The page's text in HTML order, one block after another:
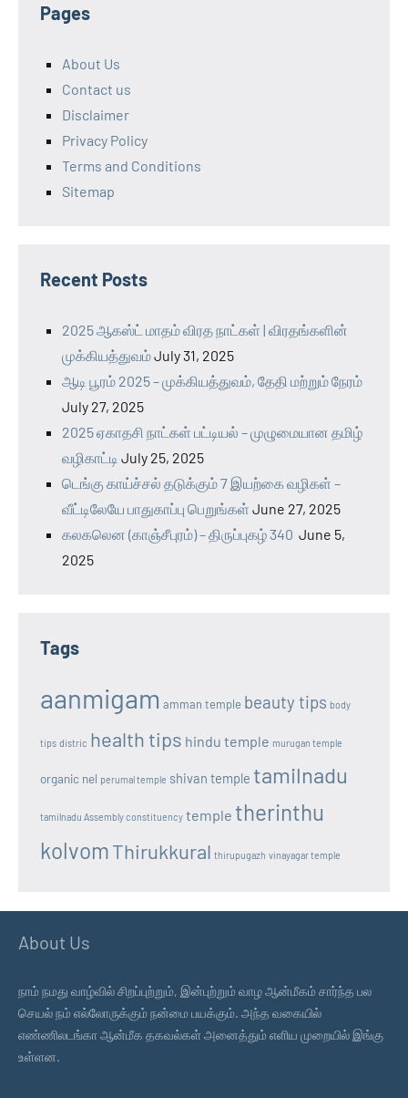
Pages
About Us
Contact us
Disclaimer
Privacy Policy
Terms and Conditions
Sitemap
Recent Posts
2025 ஆகஸ்ட் மாதம் விரத நாட்கள் | விரதங்களின்
முக்கியத்துவம்July 31, 2025
ஆடி பூரம் 2025 – முக்கியத்துவம், தேதி மற்றும் நேரம்
July 27, 2025
2025 ஏகாதசி நாட்கள் பட்டியல் – முழுமையான தமிழ்
வழிகாட்டி July 25, 2025
டெங்கு காய்ச்சல் தடுக்கும் 7 இயற்கை வழிகள் –
வீட்டிலேயே பாதுகாப்பு பெறுங்கள் June 27, 2025
கலகலென (காஞ்சீபுரம்) – திருப்புகழ் 340 June 5,
2025
Tags
aanmigam amman temple beauty tips body
tips distric health tips hindu temple murugan temple
organic nel perumal temple shivan temple tamilnadu
tamilnadu Assembly constituency temple therinthu
kolvomThirukkural thirupugazh vinayagar temple
About Us
நாம் நமது வாழ்வில் சிறப்புற்றும், இன்புற்றும் வாழ ஆன்மீகம் சார்ந்த பல
செயல் நம் எல்லோருக்கும் நன்மை பயக்கும். அந்த வகையில்
எண்ணிலடங்கா ஆன்மீக தகவல்கள் அனைத்தும் எளிய முறையில் இங்கு
உள்ளன.